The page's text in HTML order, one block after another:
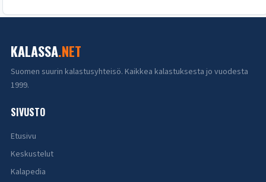
KALASSA.NET
Suomen suurin kalastusyhteisö. Kaikkea kalastuksesta jo vuodesta
1999.
SIVUSTO
Etusivu
Keskustelut
Kalapedia